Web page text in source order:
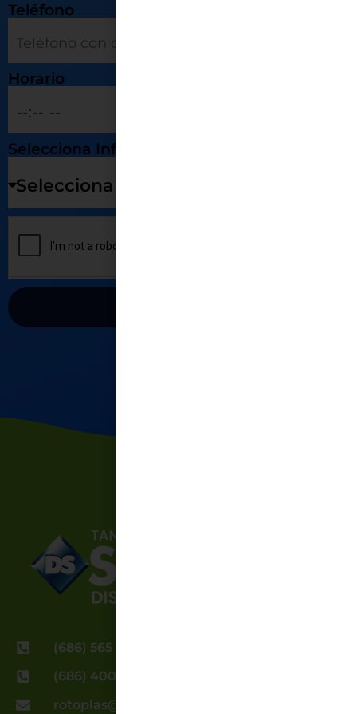
Teléfono
Horario
Selecciona Información Solicitada
(686) 565 5709 EXT 106
(686) 400 4311
rotoplas@distsuperior.com